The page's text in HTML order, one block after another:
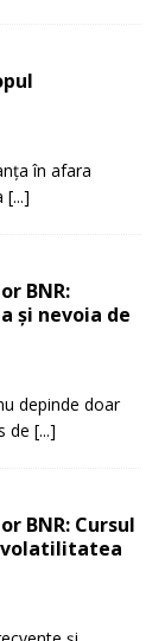
în afara
[...]
BNR:
și nevoia de
depinde doar
de [...]
BNR: Cursul
volatilitatea